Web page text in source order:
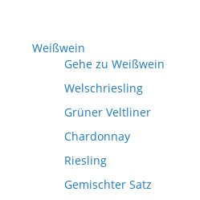
Weißwein
Gehe zu Weißwein
Welschriesling
Grüner Veltliner
Chardonnay
Riesling
Gemischter Satz